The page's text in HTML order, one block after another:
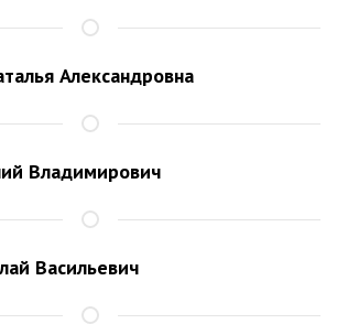
Александровна
Владимирович
Васильевич